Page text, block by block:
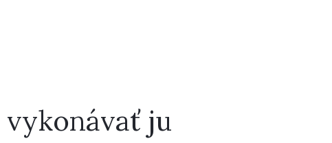
vykonávať ju